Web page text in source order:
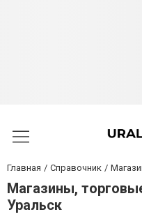
Главная Справочник
Магазины,
Уральск